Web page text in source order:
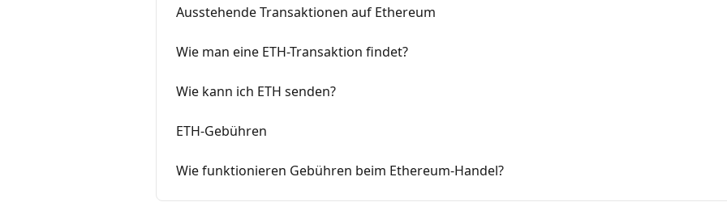
Ausstehende Transaktionen auf Ethereum
Wie man eine ETH-Transaktion findet?
Wie kann ich ETH senden?
ETH-Gebühren
Wie funktionieren Gebühren beim Ethereum-Handel?